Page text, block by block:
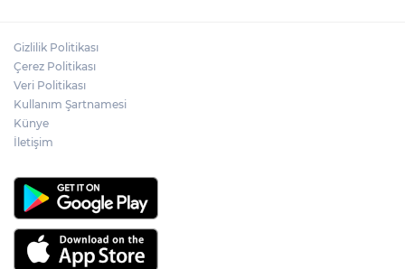
Bakan Yumaklı: "İspanya’da
Gizlilik Politikası
Çerez Politikası
Veri Politikası
Kullanım Şartnamesi
Künye
İletişim